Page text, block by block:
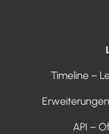
Timeline –
API –